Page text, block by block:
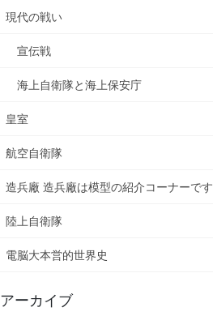
現代の戦い
宣伝戦
海上自衛隊と海上保安庁
皇室
航空自衛隊
造兵廠 造兵廠は模型の紹介コーナーです
陸上自衛隊
電脳大本営的世界史
アーカイブ